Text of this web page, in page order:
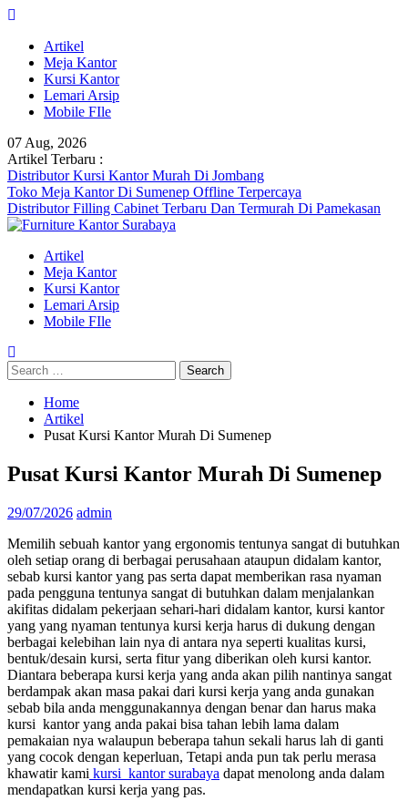
Skip
contentArtikel
Meja Kantor
Kursi Kantor
Lemari Arsip
Mobile FIle
07 Aug, 2026
Artikel Terbaru :
Distributor Kursi Kantor Murah Di Jombang
Toko Meja Kantor Di Sumenep Offline Terpercaya
Distributor Filling Cabinet Terbaru Dan Termurah Di Pamekasan
Artikel
Meja Kantor
Kursi Kantor
Lemari Arsip
Mobile FIle
Search
for:
Home
Artikel
Pusat Kursi Kantor Murah Di Sumenep
Pusat Kursi Kantor Murah Di Sumenep
29/07/2026 admin
Memilih sebuah kantor yang ergonomis tentunya sangat di butuhkan
oleh setiap orang di berbagai perusahaan ataupun didalam kantor,
sebab kursi kantor yang pas serta dapat memberikan rasa nyaman
pada pengguna tentunya sangat di butuhkan dalam menjalankan
akifitas didalam pekerjaan sehari-hari didalam kantor, kursi kantor
yang yang nyaman tentunya kursi kerja harus di dukung dengan
berbagai kelebihan lain nya di antara nya seperti kualitas kursi,
bentuk/desain kursi, serta fitur yang diberikan oleh kursi kantor.
Diantara beberapa kursi kerja yang anda akan pilih nantinya sangat
berdampak akan masa pakai dari kursi kerja yang anda gunakan
sebab bila anda menggunakannya dengan benar dan harus maka
kursi kantor yang anda pakai bisa tahan lebih lama dalam
pemakaian nya walaupun beberapa tahun sekali harus lah di ganti
yang cocok dengan keperluan, Tetapi anda pun tak perlu merasa
khawatir kami kursi kantor surabaya dapat menolong anda dalam
mendapatkan kursi kerja yang pas.